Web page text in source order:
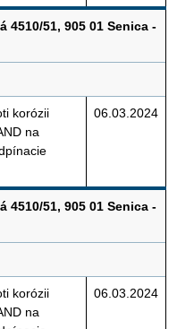
4510/51, 905 01 Senica -
korózii
na
06.03.2024
4510/51, 905 01 Senica -
korózii
na
06.03.2024